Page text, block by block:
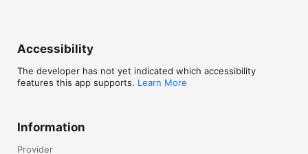
Accessibility
The developer has not yet indicated which accessibility
features this app supports. Learn More
Information
Provider